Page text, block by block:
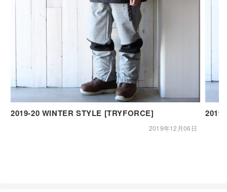
2019-20 WINTER STYLE [TRYFORCE]
2019年12月06日